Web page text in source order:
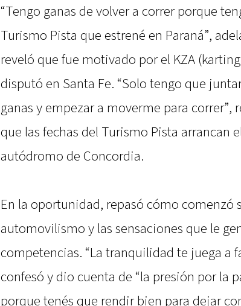
“Tengo ganas de volver a correr porque
Turismo Pista que estrené en Paraná”,
reveló que fue motivado por el KZA
disputó en Santa Fe. “Solo tengo que
ganas y empezar a moverme para correr”,
que las fechas del Turismo Pista arrancan
autódromo de Concordia.
En la oportunidad, repasó cómo comenzó
automovilismo y las sensaciones que le
competencias. “La tranquilidad te juega a
confesó y dio cuenta de “la presión por la
porque tenés que rendir bien para dejar